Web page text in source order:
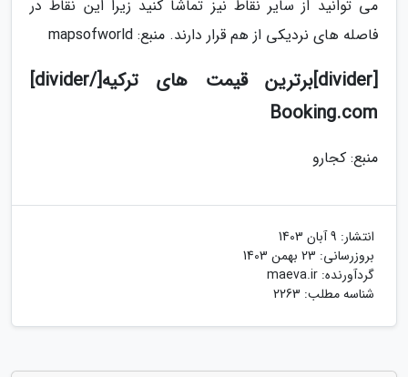
می توانید از سایر نقاط نیز تماشا کنید زیرا این نقاط در
فاصله های نردیکی از هم قرار دارند. منبع: mapsofworld
[divider]برترین قیمت های ترکیه[/divider]
Booking.com
منبع: کجارو
انتشار: 9 آبان 1403
بروزرسانی: 23 بهمن 1403
گردآورنده: maeva.ir
شناسه مطلب: 2263